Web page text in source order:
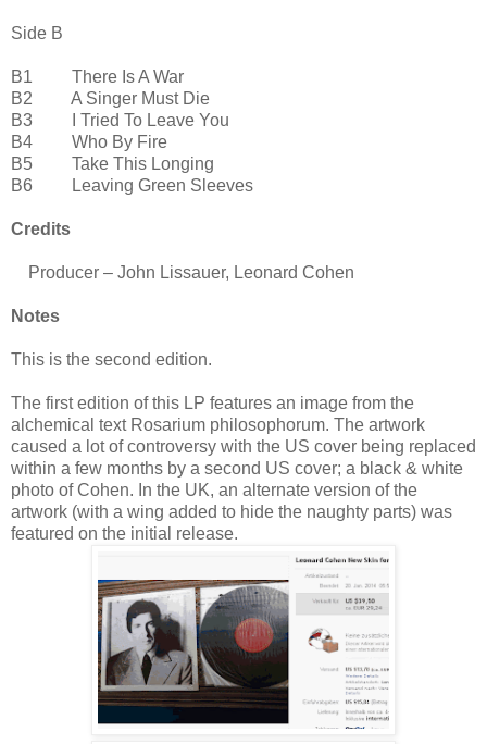
Side B
B1 There Is A War
B2 A Singer Must Die
B3 I Tried To Leave You
B4 Who By Fire
B5 Take This Longing
B6 Leaving Green Sleeves
Credits
Producer – John Lissauer, Leonard Cohen
Notes
This is the second edition.
The first edition of this LP features an image from the
alchemical text Rosarium philosophorum. The artwork
caused a lot of controversy with the US cover being replaced
within a few months by a second US cover; a black & white
photo of Cohen. In the UK, an alternate version of the
artwork (with a wing added to hide the naughty parts) was
featured on the initial release.